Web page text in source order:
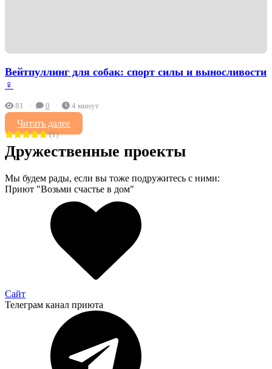
Вейтпуллинг для собак: спорт силы и выносливости
️‍♀️
81 0 4 минут
Читать далее
(1)
Дружественные проекты
Мы будем рады, если вы тоже подружитесь с ними:
Приют "Возьми счастье в дом"
Сайт
Телеграм канал приюта